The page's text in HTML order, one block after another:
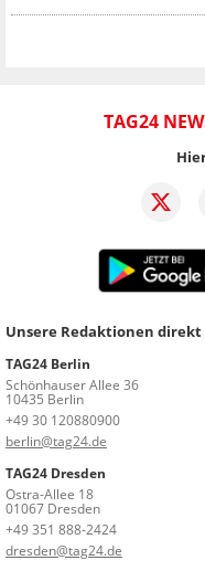
TAG24
Unsere Redaktionen
TAG24 Berlin
Schönhauser Allee 36
10435 Berlin
+49 30 120880900
berlin@tag24.de
TAG24 Dresden
Ostra-Allee 18
01067 Dresden
+49 351 888-2424
dresden@tag24.de